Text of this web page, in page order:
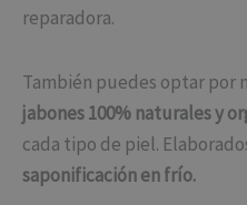
reparadora.
También puedes optar por
jabones 100% naturales y
cada tipo de piel.
saponificación en frío.